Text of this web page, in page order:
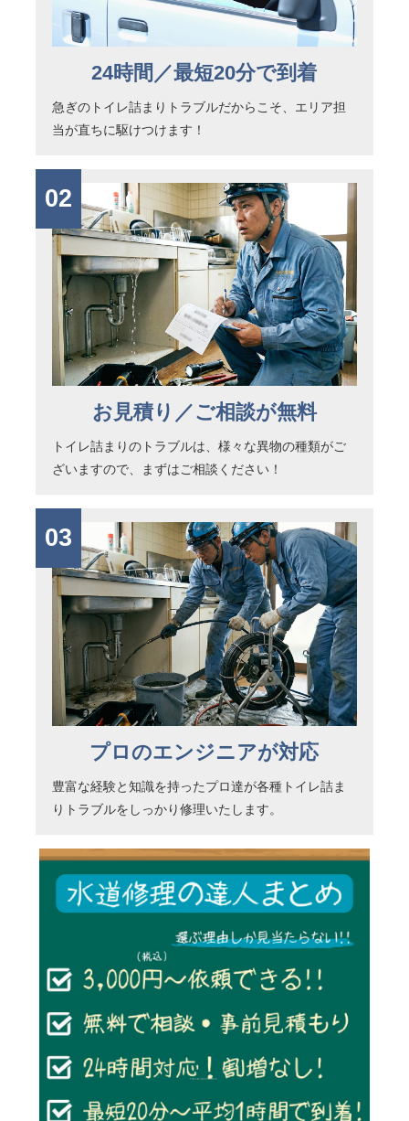
24時間／最短20分で到着
急ぎのトイレ詰まりトラブルだからこそ、エリア担
当が直ちに駆けつけます！
02
お見積り／ご相談が無料
トイレ詰まりのトラブルは、様々な異物の種類がご
ざいますので、まずはご相談ください！
03
プロのエンジニアが対応
豊富な経験と知識を持ったプロ達が各種トイレ詰ま
りトラブルをしっかり修理いたします。